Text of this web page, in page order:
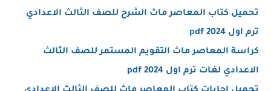
تحميل كتاب المعاصر ماث الشرح للصف الثالث الاعدادي
ترم اول 2024 pdf
كراسة المعاصر ماث التقويم المستمر للصف الثالث
الاعدادي لغات ترم اول 2024 pdf